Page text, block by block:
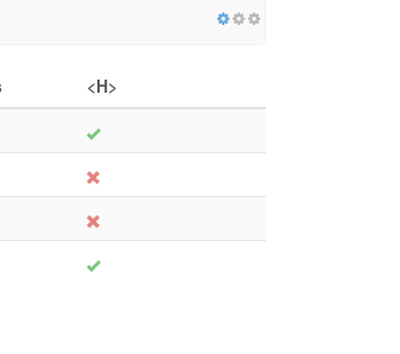
<H>